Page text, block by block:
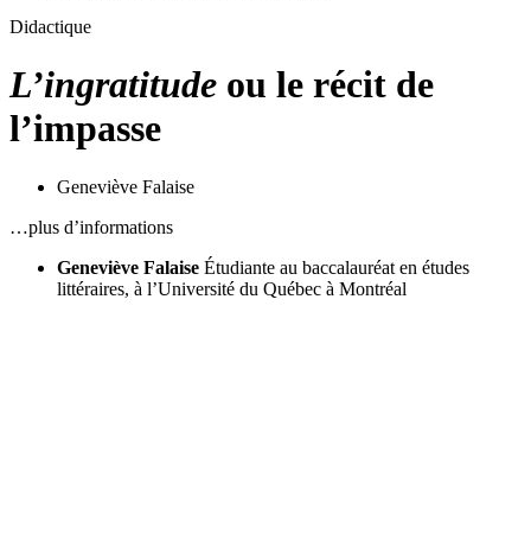
Didactique
L’ingratitude ou le récit de
l’impasse
Geneviève Falaise
…plus d’informations
Geneviève Falaise Étudiante au baccalauréat en études
littéraires, à l’Université du Québec à Montréal